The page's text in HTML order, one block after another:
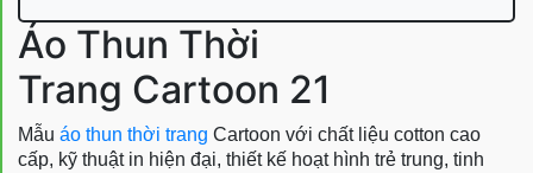
Áo Thun Thời
Trang Cartoon 21
Mẫu áo thun thời trang Cartoon với chất liệu cotton cao
cấp, kỹ thuật in hiện đại, thiết kế hoạt hình trẻ trung, tinh